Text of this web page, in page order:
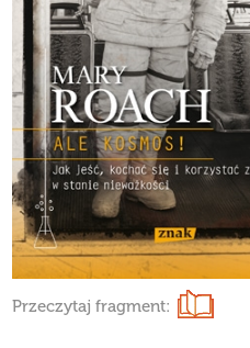
Przeczytaj fragment: